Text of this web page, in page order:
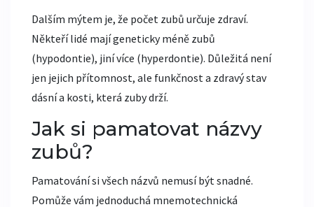
Dalším mýtem je, že počet zubů určuje zdraví.
Někteří lidé mají geneticky méně zubů
(hypodontie), jiní více (hyperdontie). Důležitá není
jen jejich přítomnost, ale funkčnost a zdravý stav
dásní a kosti, která zuby drží.
Jak si pamatovat názvy
zubů?
Pamatování si všech názvů nemusí být snadné.
Pomůže vám jednoduchá mnemotechnická